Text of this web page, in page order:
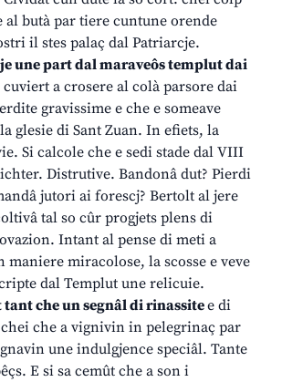
al butà par tiere cuntune orende
il stes palaç dal Patriarcje.
une part dal maraveôs templut dai
a crosere al colà parsore dai
gravissime e che e someave
glesie di Sant Zuan. In efiets, la
Si calcole che e sedi stade dal VIII
Distrutive. Bandonâ dut? Pierdi
jutori ai forescj? Bertolt al jere
tal so cûr progjets plens di
Intant al pense di meti a
maniere miracolose, la scosse e veve
dal Templut une relicuie.
tant che un segnâl di rinassitee di
che a vignivin in pelegrinaç par
une indulgjence speciâl. Tante
E si sa cemût che a son i